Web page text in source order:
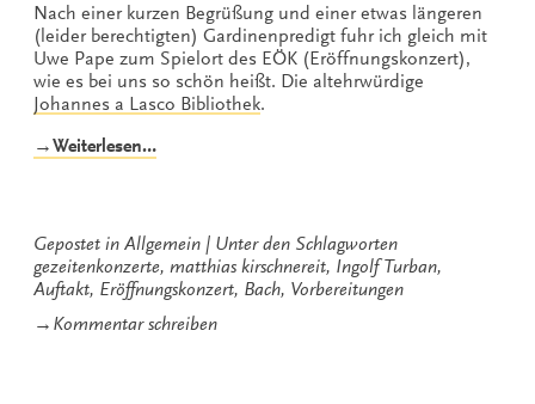
Nach einer kurzen Begrüßung und einer etwas längeren
(leider berechtigten) Gardinenpredigt fuhr ich gleich mit
Uwe Pape zum Spielort des EÖK (Eröffnungskonzert),
wie es bei uns so schön heißt. Die altehrwürdige
Johannes a Lasco Bibliothek.
→Weiterlesen…„Let
rumble…“
Gepostet in Allgemein
Unter den Schlagworten
gezeitenkonzerte, matthias kirschnereit, Ingolf Turban,
Auftakt, Eröffnungskonzert, Bach, Vorbereitungen
→ Kommentar schreibenzu